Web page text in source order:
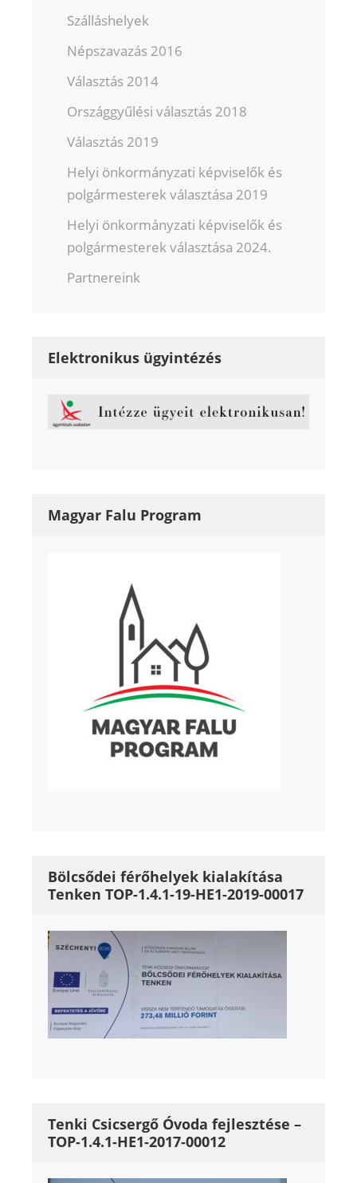
Szálláshelyek
Népszavazás 2016
Választás 2014
Országgyűlési választás 2018
Választás 2019
Helyi önkormányzati képviselők és
polgármesterek választása 2019
Helyi önkormányzati képviselők és
polgármesterek választása 2024.
Partnereink
Elektronikus ügyintézés
Magyar Falu Program
Bölcsődei férőhelyek kialakítása
Tenken TOP-1.4.1-19-HE1-2019-00017
Tenki Csicsergő Óvoda fejlesztése –
TOP-1.4.1-HE1-2017-00012